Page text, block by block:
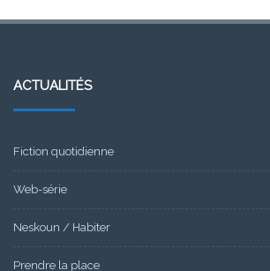
ACTUALITÉS
Fiction quotidienne
Web-série
Neskoun / Habiter
Prendre la place